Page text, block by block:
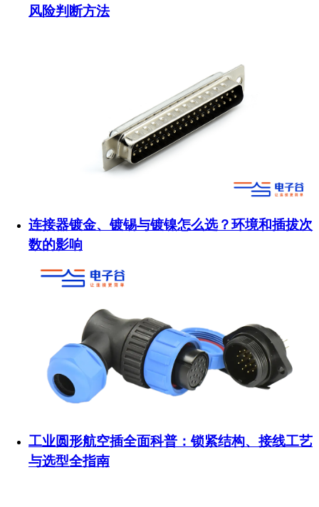
风险判断方法
连接器镀金、镀锡与镀镍怎么选？环境和插拔次
数的影响
工业圆形航空插全面科普：锁紧结构、接线工艺
与选型全指南